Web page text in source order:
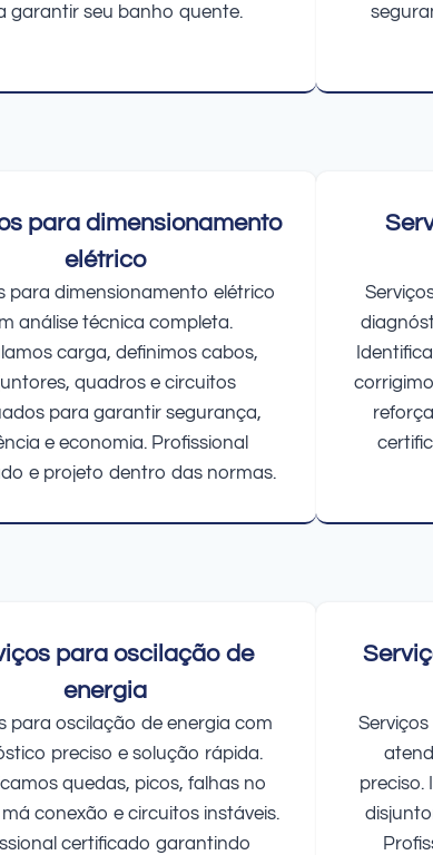
garantir seu banho quente.
para dimensionamento
elétrico
para dimensionamento elétrico
análise técnica completa.
carga, definimos cabos,
quadros e circuitos
para garantir segurança,
e economia. Profissional
e projeto dentro das normas.
para oscilação de
energia
para oscilação de energia com
preciso e solução rápida.
quedas, picos, falhas no
conexão e circuitos instáveis.
certificado garantindo
preciso.